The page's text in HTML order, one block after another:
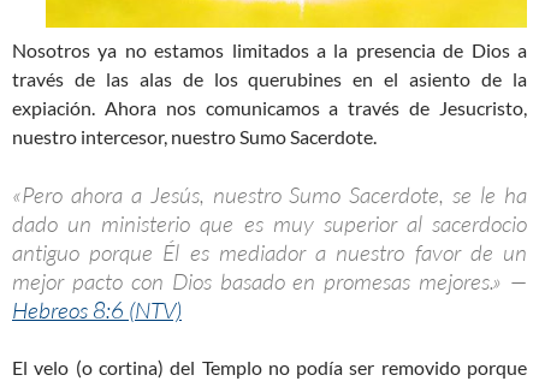
Nosotros ya no estamos limitados a la presencia de Dios a
través de las alas de los querubines en el asiento de la
expiación. Ahora nos comunicamos a través de Jesucristo,
nuestro intercesor, nuestro Sumo Sacerdote.
«Pero ahora a Jesús, nuestro Sumo Sacerdote, se le ha
dado un ministerio que es muy superior al sacerdocio
antiguo porque Él es mediador a nuestro favor de un
mejor pacto con Dios basado en promesas mejores.» —
Hebreos 8:6 (NTV)
El velo (o cortina) del Templo no podía ser removido porque